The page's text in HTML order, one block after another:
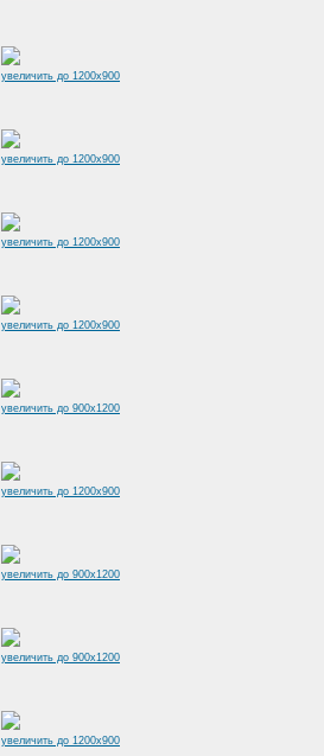
увеличить до 1200x900
увеличить до 1200x900
увеличить до 1200x900
увеличить до 1200x900
увеличить до 900x1200
увеличить до 1200x900
увеличить до 900x1200
увеличить до 900x1200
увеличить до 1200x900